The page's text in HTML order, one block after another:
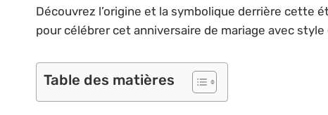
Découvrez l’origine et la symbolique derrière cette
pour célébrer cet anniversaire de mariage avec
Table des matières